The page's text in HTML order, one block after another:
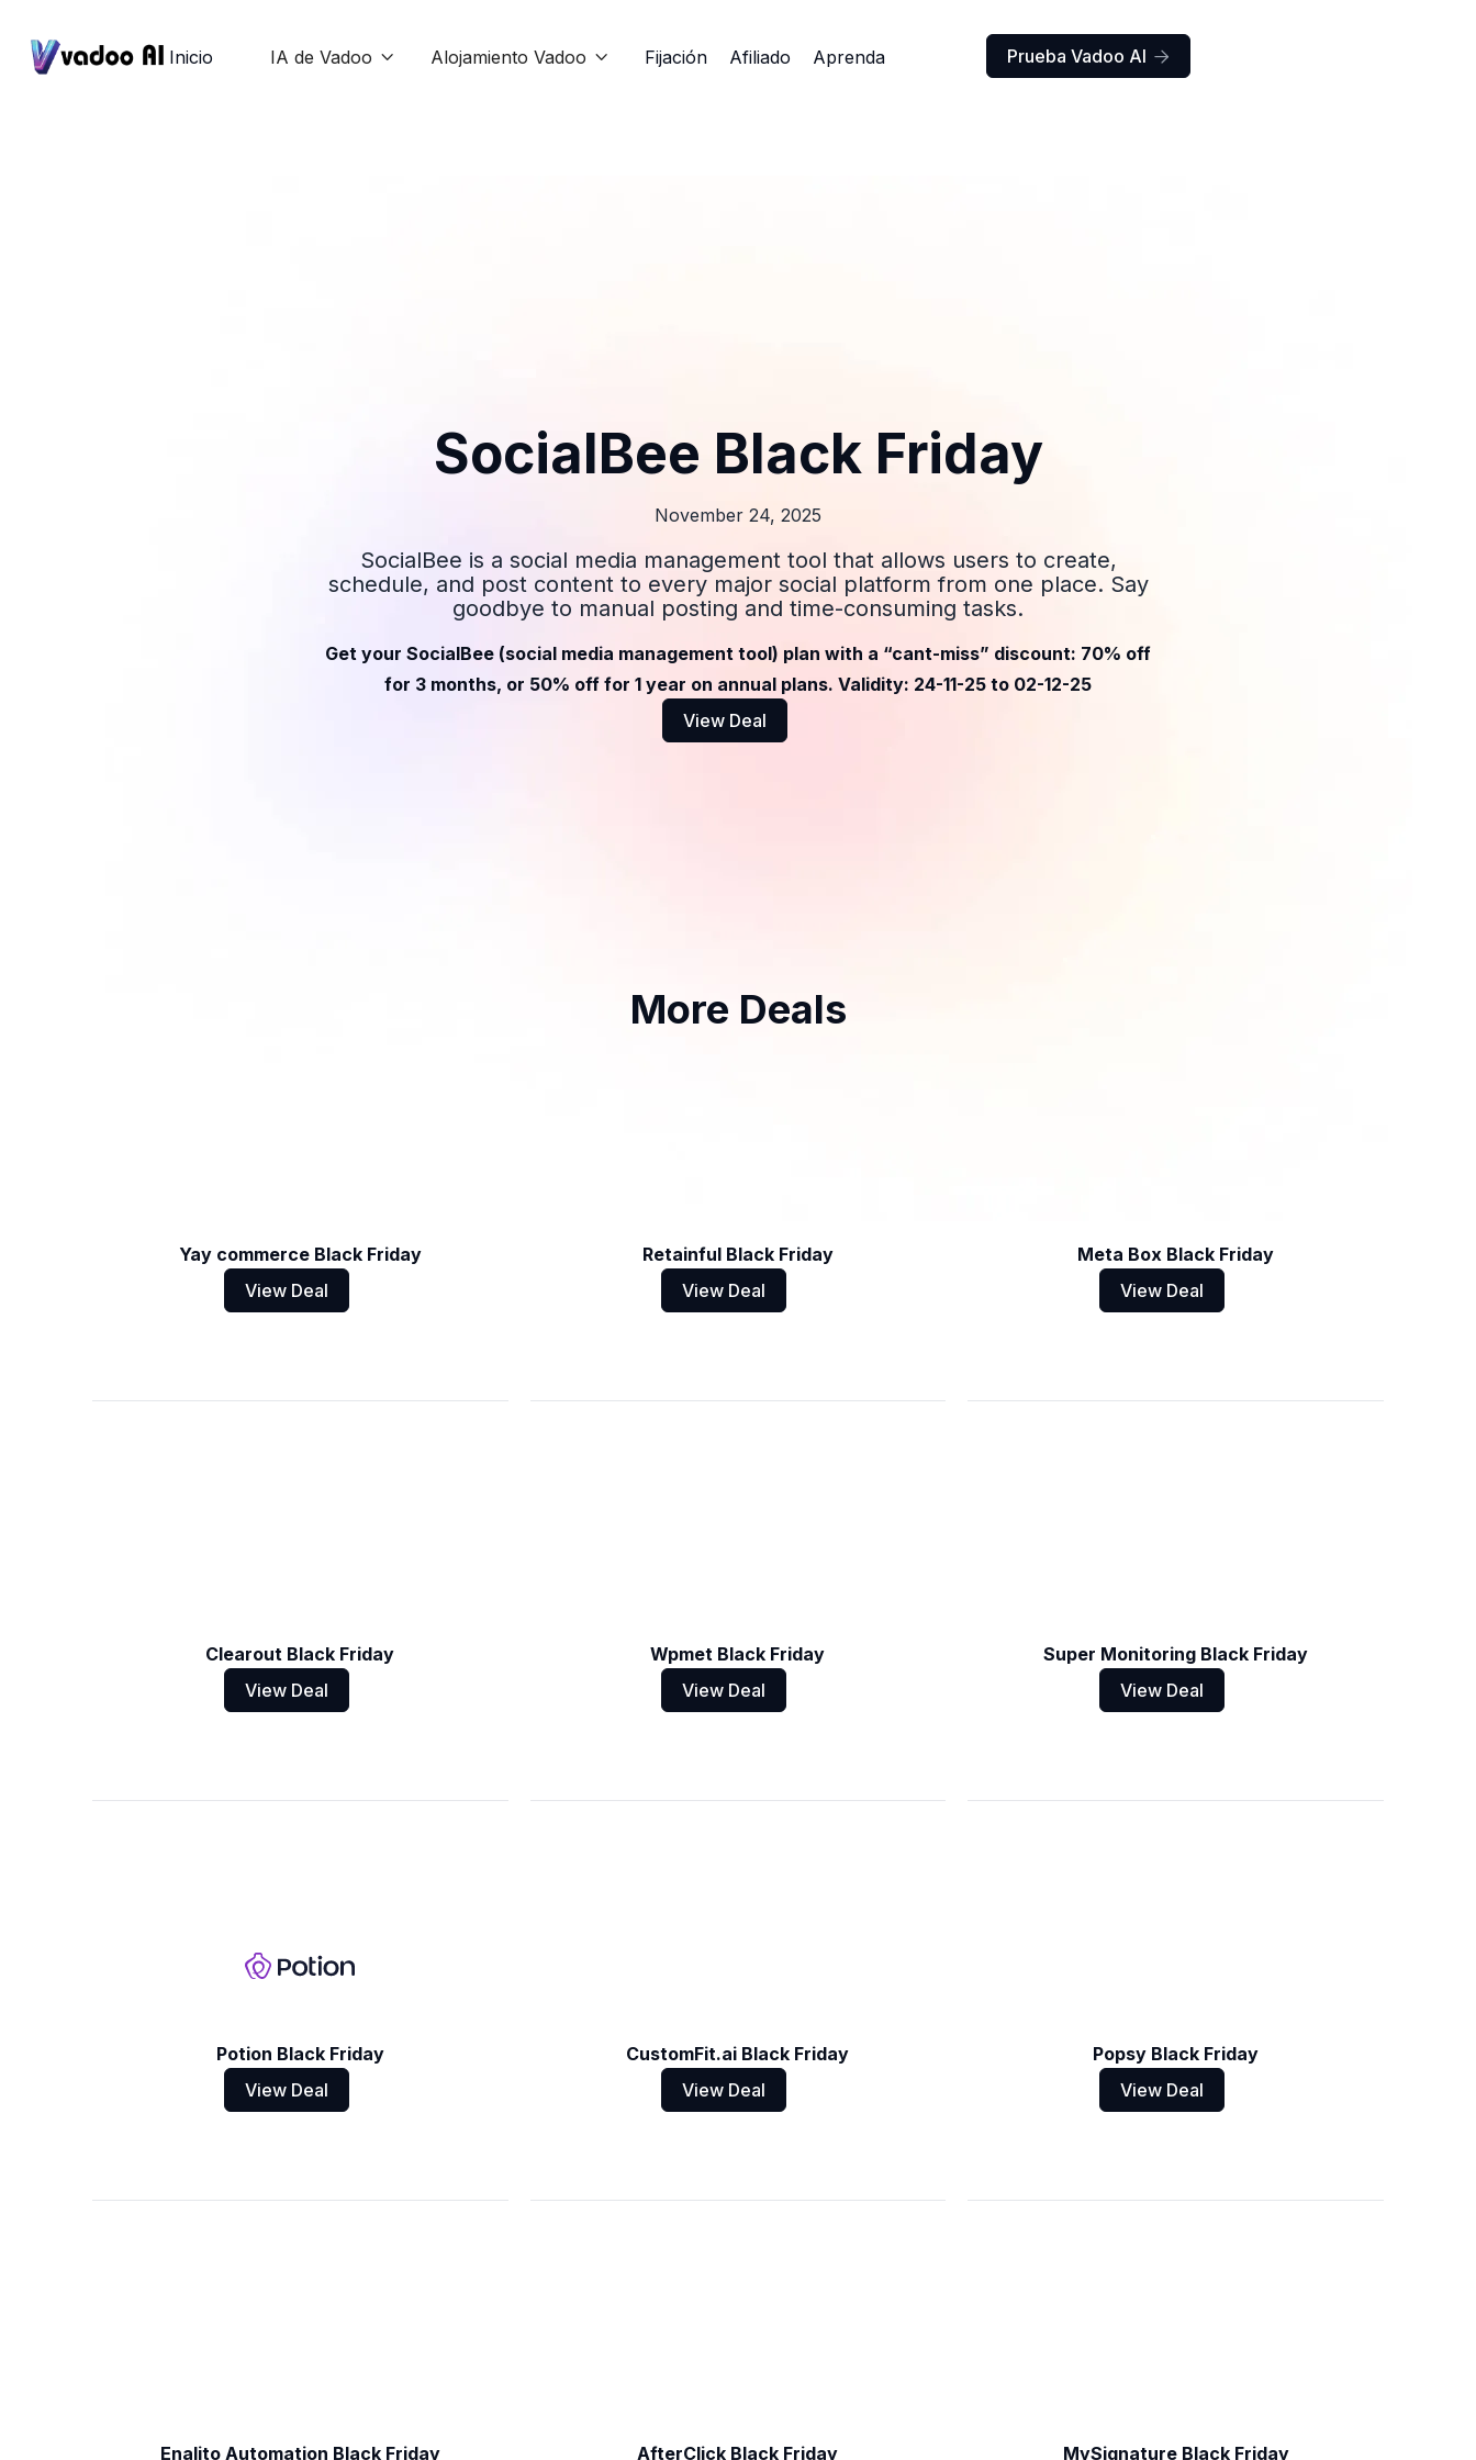
Inicio IA de Vadoo  Alojamiento Vadoo  Fijación Afiliado Aprenda Prueba Vadoo AI 
SocialBee Black Friday
November 24, 2025
SocialBee is a social media management tool that allows users to create,
schedule, and post content to every major social platform from one place. Say
goodbye to manual posting and time-consuming tasks.
Get your SocialBee (social media management tool) plan with a “cant-miss” discount: 70% off
for 3 months, or 50% off for 1 year on annual plans. Validity: 24-11-25 to 02-12-25
View Deal
More Deals
Yay commerce Black Friday
View Deal
Retainful Black Friday
View Deal
Meta Box Black Friday
View Deal
Clearout Black Friday
View Deal
Wpmet Black Friday
View Deal
Super Monitoring Black Friday
View Deal
Potion Black Friday
View Deal
CustomFit.ai Black Friday
View Deal
Popsy Black Friday
View Deal
Enalito Automation Black Friday
AfterClick Black Friday
MySignature Black Friday